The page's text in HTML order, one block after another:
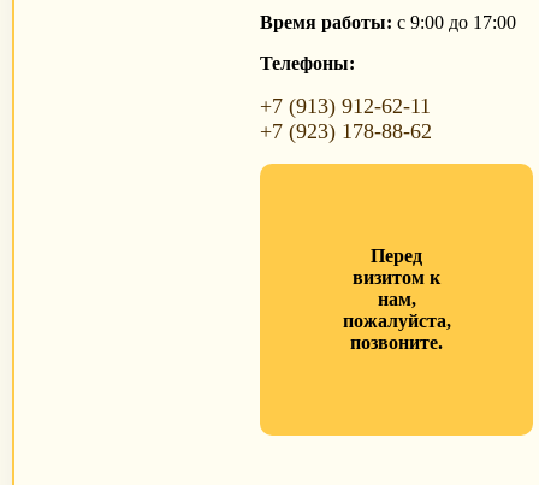
Время работы: с 9:00 до 17:00
Телефоны:
+7 (913) 912-62-11
+7 (923) 178-88-62
Перед
визитом к
нам,
пожалуйста,
позвоните.